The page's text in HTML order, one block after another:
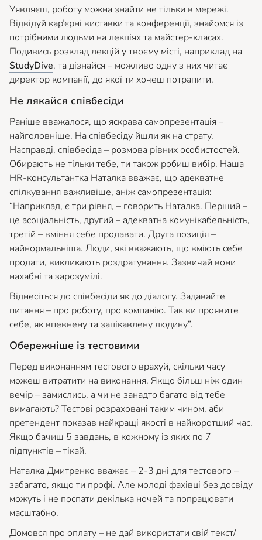
Уявляєш, роботу можна знайти не тільки в мережі.
Відвідуй кар’єрні виставки та конференції, знайомся із
потрібними людьми на лекціях та майстер-класах.
Подивись розклад лекцій у твоєму місті, наприклад на
StudyDive, та дізнайся – можливо одну з них читає
директор компанії, до якої ти хочеш потрапити.
Не лякайся співбесіди
Раніше вважалося, що яскрава самопрезентація –
найголовніше. На співбесіду йшли як на страту.
Насправді, співбесіда – розмова рівних особистостей.
Обирають не тільки тебе, ти також робиш вибір. Наша
HR-консультантка Наталка вважає, що адекватне
спілкування важливіше, аніж самопрезентація:
“Наприклад, є три рівня, – говорить Наталка. Перший –
це асоціальність, другий – адекватна комунікабельність,
третій – вміння себе продавати. Друга позиція –
найнормальніша. Люди, які вважають, що вміють себе
продати, викликають роздратування. Зазвичай вони
нахабні та зарозумілі.
Віднесіться до співбесіди як до діалогу. Задавайте
питання – про роботу, про компанію. Так ви проявите
себе, як впевнену та зацікавлену людину”.
Обережніше із тестовими
Перед виконанням тестового врахуй, скільки часу
можеш витратити на виконання. Якщо більш ніж один
вечір – замислись, а чи не занадто багато від тебе
вимагають? Тестові розраховані таким чином, аби
претендент показав найкращі якості в найкоротший час.
Якщо бачиш 5 завдань, в кожному із яких по 7
підпунктів – тікай.
Наталка Дмитренко вважає – 2-3 дні для тестового –
забагато, якщо ти профі. Але молоді фахівці без досвіду
можуть і не поспати декілька ночей та попрацювати
масштабно.
Домовся про оплату – не дай використати свій текст/